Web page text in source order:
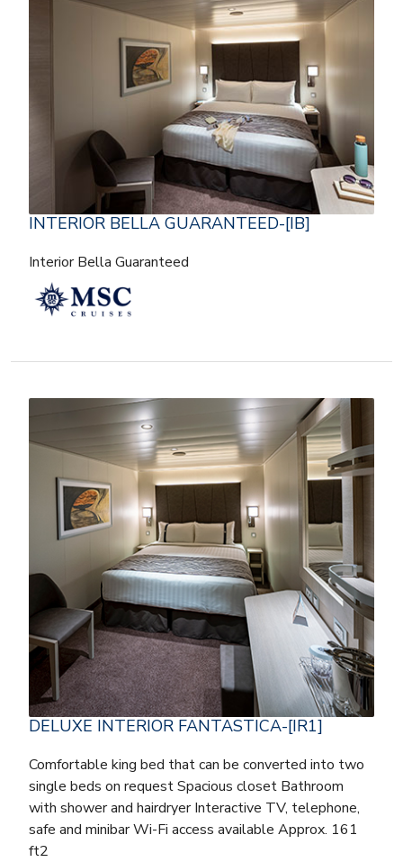
INTERIOR BELLA GUARANTEED-[IB]
Interior Bella Guaranteed
DELUXE INTERIOR FANTASTICA-[IR1]
Comfortable king bed that can be converted into two
single beds on request Spacious closet Bathroom
with shower and hairdryer Interactive TV, telephone,
safe and minibar Wi-Fi access available Approx. 161
ft2